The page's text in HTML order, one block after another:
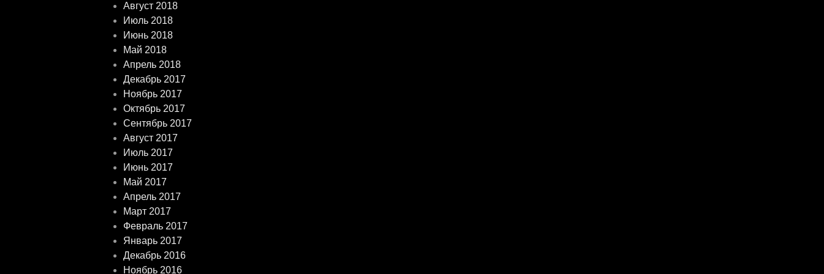
Август 2018
Июль 2018
Июнь 2018
Май 2018
Апрель 2018
Декабрь 2017
Ноябрь 2017
Октябрь 2017
Сентябрь 2017
Август 2017
Июль 2017
Июнь 2017
Май 2017
Апрель 2017
Март 2017
Февраль 2017
Январь 2017
Декабрь 2016
Ноябрь 2016